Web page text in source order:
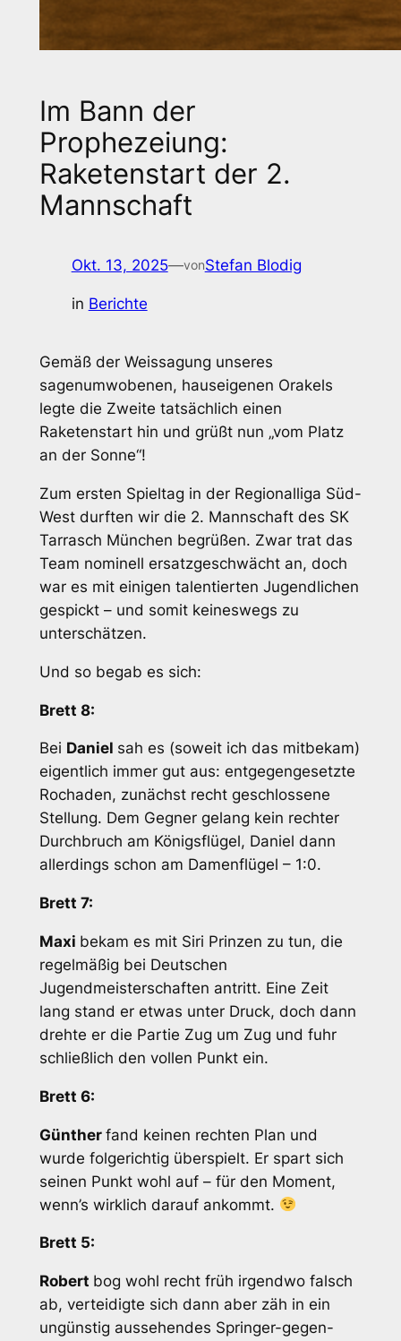
Im Bann der
Prophezeiung:
Raketenstart der 2.
Mannschaft
Okt. 13, 2025—vonStefan Blodig
in Berichte
Gemäß der Weissagung unseres
sagenumwobenen, hauseigenen Orakels
legte die Zweite tatsächlich einen
Raketenstart hin und grüßt nun „vom Platz
an der Sonne“!
Zum ersten Spieltag in der Regionalliga Süd-
West durften wir die 2. Mannschaft des SK
Tarrasch München begrüßen. Zwar trat das
Team nominell ersatzgeschwächt an, doch
war es mit einigen talentierten Jugendlichen
gespickt – und somit keineswegs zu
unterschätzen.
Und so begab es sich:
Brett 8:
Bei Daniel sah es (soweit ich das mitbekam)
eigentlich immer gut aus: entgegengesetzte
Rochaden, zunächst recht geschlossene
Stellung. Dem Gegner gelang kein rechter
Durchbruch am Königsflügel, Daniel dann
allerdings schon am Damenflügel – 1:0.
Brett 7:
Maxi bekam es mit Siri Prinzen zu tun, die
regelmäßig bei Deutschen
Jugendmeisterschaften antritt. Eine Zeit
lang stand er etwas unter Druck, doch dann
drehte er die Partie Zug um Zug und fuhr
schließlich den vollen Punkt ein.
Brett 6:
Günther fand keinen rechten Plan und
wurde folgerichtig überspielt. Er spart sich
seinen Punkt wohl auf – für den Moment,
wenn’s wirklich darauf ankommt.
Brett 5:
Robert bog wohl recht früh irgendwo falsch
ab, verteidigte sich dann aber zäh in ein
ungünstig aussehendes Springer-gegen-